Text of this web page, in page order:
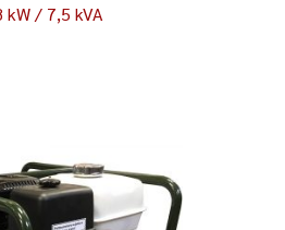
kW / 7,5 kVA